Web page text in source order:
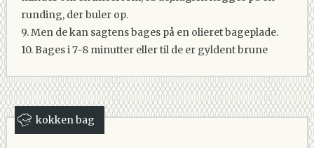
runding, der buler op.
9. Men de kan sagtens bages på en olieret bageplade.
10. Bages i 7-8 minutter eller til de er gyldent brune
kokken bag